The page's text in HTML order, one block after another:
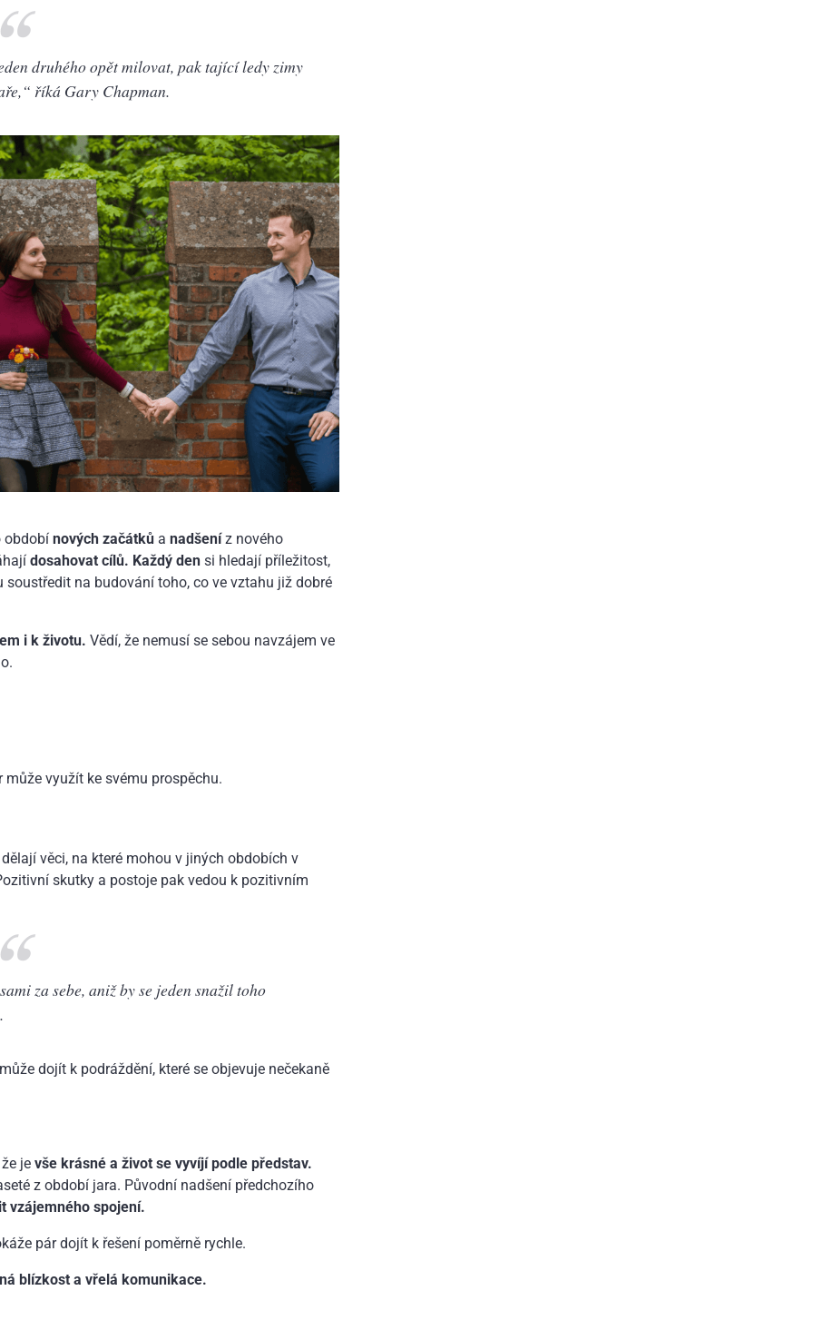
druhého opět milovat, pak tající ledy zimy
říká Gary Chapman.
období nových začátků a nadšeníz nového
dosahovat cílů. Každý den si hledají příležitost,
na budování toho, co ve vztahu již dobré
i k životu. Vědí, že nemusí se sebou navzájem ve
využít ke svému prospěchu.
věci, na které mohou v jiných obdobích v
skutky a postoje pak vedou k pozitivním
za sebe, aniž by se jeden snažil toho
dojít k podráždění, které se objevuje nečekaně
je vše krásné a život se vyvíjí podle představ.
z období jara. Původní nadšení předchozího
vzájemného spojení.
pár dojít k řešení poměrně rychle.
blízkost a vřelá komunikace.